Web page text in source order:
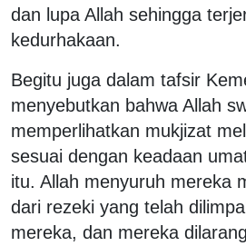
dan lupa Allah sehingga
kedurhakaan.
Begitu juga dalam tafsir
menyebutkan bahwa Allah
memperlihatkan mukjizat
sesuai dengan keadaan
itu. Allah menyuruh mereka
dari rezeki yang telah
mereka, dan mereka